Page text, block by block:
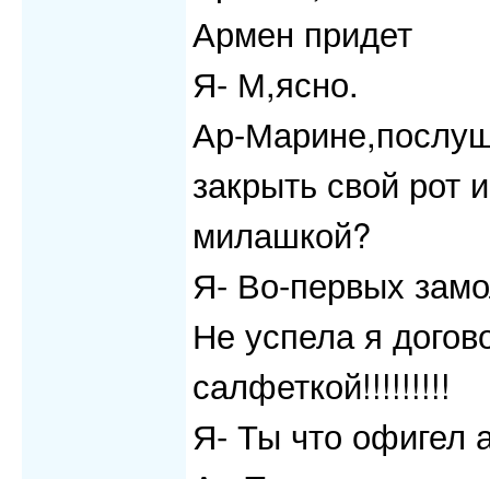
Армен придет
Я- М,ясно.
Ар-
закрыть свой рот
милашкой?
Я- Во-первых
Не успела я
салфеткой!!!!!!!!!
Я- Ты что офигел